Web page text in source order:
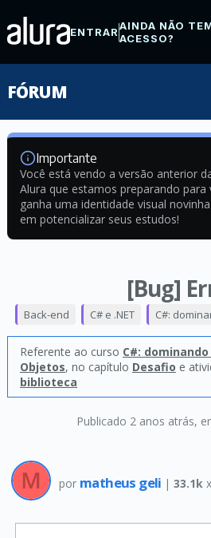
ENTRARAINDA NÃO
ACESSO?
FÓRUM
Importante
Você está vendo a versão anterior
Alura que estamos preparando para
ganha uma identidade visual
em potencializar seus estudos!
[Bug]
Publicado 2 anos atrás,
Back-end C# e .NET C#:
Referente ao curso C#:
Objetos, no capítulo Desafio e
biblioteca
por matheus geli |33.1k